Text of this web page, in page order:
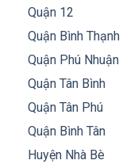
Quận 12
Quận Bình Thạnh
Quận Phú Nhuận
Quận Tân Bình
Quận Tân Phú
Quận Bình Tân
Huyện Nhà Bè